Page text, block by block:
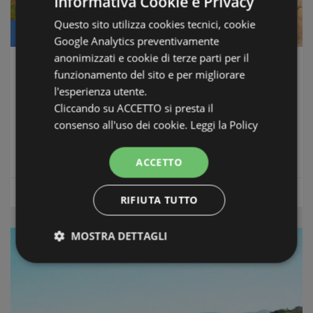
Prezzo: € 748.000
Villa Dea del Mare
Castelsardo/Lu Bagnu /La Ciaccia/ Badesi
Sardegna
Condizioni: Ottime subito Abitabile
Distanza dal mare: 50 Metri
m2
Questo sito utilizza cookies tecnici, cookie
Google Analytics preventivamente
anonimizzati e cookie di terze parti per il
funzionamento del sito e per migliorare
l'esperienza utente.
Cliccando su ACCETTO si presta il
consenso all'uso dei cookie. Leggi la Policy
ACCETTO
RIFIUTA TUTTO
MOSTRA DETTAGLI
Strettamente necessari e Statistiche